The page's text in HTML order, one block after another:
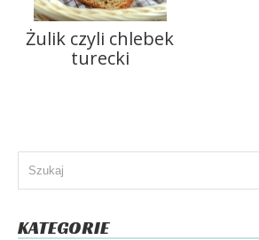
Żulik czyli chlebek
turecki
KATEGORIE